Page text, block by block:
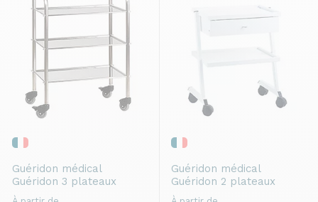
Guéridon médical
Guéridon 3 plateaux
Guéridon médical
Guéridon 2 plateaux